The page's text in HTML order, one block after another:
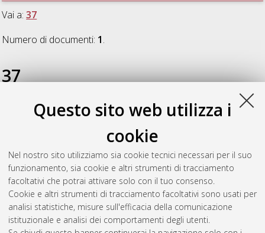
Questo sito web utilizza i
cookie
Nel nostro sito utilizziamo sia cookie tecnici necessari per il suo
funzionamento, sia cookie e altri strumenti di tracciamento
facoltativi che potrai attivare solo con il tuo consenso.
Cookie e altri strumenti di tracciamento facoltativi sono usati per
analisi statistiche, misure sull'efficacia della comunicazione
istituzionale e analisi dei comportamenti degli utenti.
Vai a:37
Numero di documenti: 1.
37
Gianaroli, Federico(2025)Exploring energy sharing
mechanisms and prosumer integration in electrical and
thermal energy communities, [Dissertation thesis], Alma Mater
Studiorum Università di Bologna. Dottorato di ricerca in
Meccanica e scienze avanzate dell'ingegneria, 37 Ciclo. DOI
10.48676/unibo/amsdottorato/11941.
Questa lista e' stata generata il Thu Aug 6 20:46:44 2026